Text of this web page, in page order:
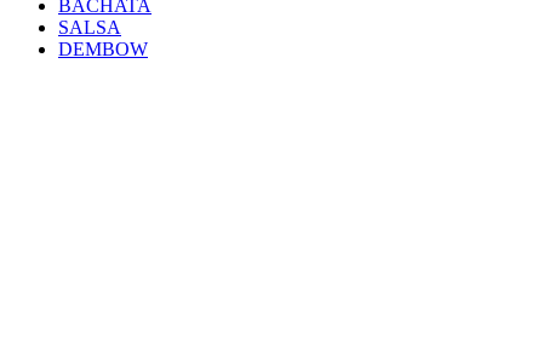
BACHATA
SALSA
DEMBOW